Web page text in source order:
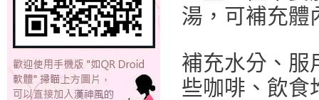
湯，可補充體
補充水分、服
些咖啡、飲食